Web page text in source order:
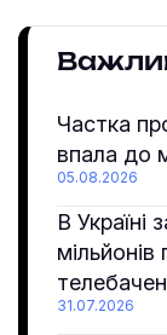
Частка
впала до
05.08.2026
В Україні
мільйонів
31.07.2026